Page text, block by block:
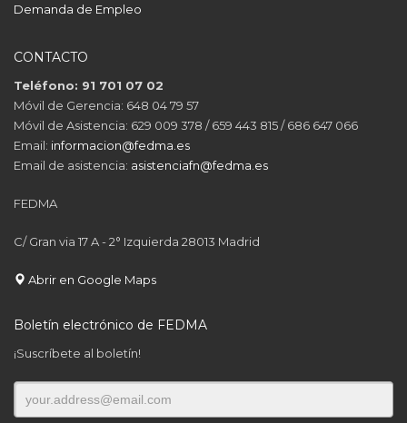
Demanda de Empleo
CONTACTO
Teléfono: 91 701 07 02
Móvil de Gerencia: 648 04 79 57
Móvil de Asistencia: 629 009 378 / 659 443 815 / 686 647 066
Email: informacion@fedma.es
Email de asistencia: asistenciafn@fedma.es
FEDMA
C/ Gran via 17 A - 2° Izquierda 28013 Madrid
Abrir en Google Maps
Boletín electrónico de FEDMA
¡Suscríbete al boletín!